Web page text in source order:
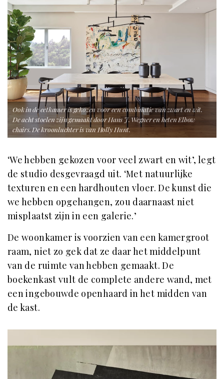
Ook in de eetkamer is gekozen voor een combinatie van zwart en wit.
De acht stoelen zijn gemaakt door Hans J. Wegner en heten Elbow
chairs. De kroonluchter is van Holly Hunt.
‘We hebben gekozen voor veel zwart en wit’, legt
de studio desgevraagd uit. ‘Met natuurlijke
texturen en een hardhouten vloer. De kunst die
we hebben opgehangen, zou daarnaast niet
misplaatst zijn in een galerie.’
De woonkamer is voorzien van een kamergroot
raam, niet zo gek dat ze daar het middelpunt
van de ruimte van hebben gemaakt. De
boekenkast vult de complete andere wand, met
een ingebouwde openhaard in het midden van
de kast.